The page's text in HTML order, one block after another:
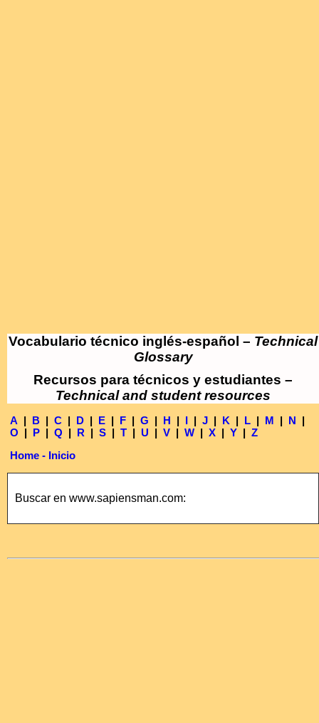
Vocabulario técnico inglés-español – Technical
Glossary
Recursos para técnicos y estudiantes –
Technical and student resources
A | B | C | D | E | F | G | H | I | J | K | L | M | N |
O | P | Q | R | S | T | U | V | W | X | Y | Z
Home - Inicio
Buscar en www.sapiensman.com: